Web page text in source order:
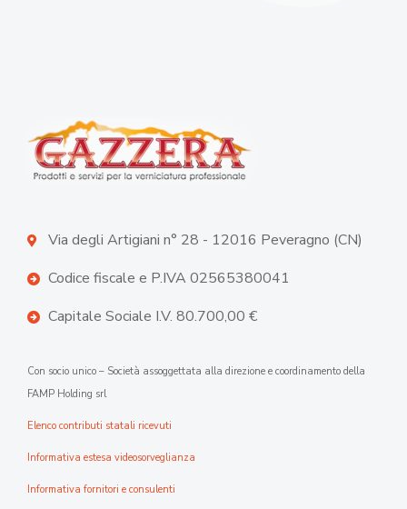
Via degli Artigiani n° 28 - 12016 Peveragno (CN)
Codice fiscale e P.IVA 02565380041
Capitale Sociale I.V. 80.700,00 €
Con socio unico – Società assoggettata alla direzione e coordinamento della
FAMP Holding srl
Elenco contributi statali ricevuti
Informativa estesa videosorveglianza
Informativa fornitori e consulenti